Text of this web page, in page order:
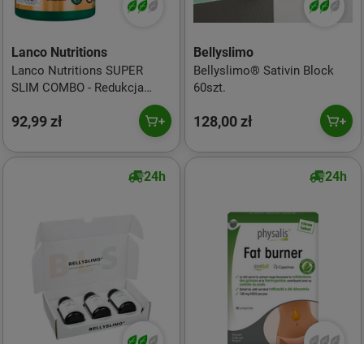
Lanco Nutritions
Lanco Nutritions SUPER
SLIM COMBO - Redukcja
odchudzania i regulacja
poziomu glukozy - 60 kaps.
92,99 zł
Bellyslimo
Bellyslimo® Sativin Block
60szt.
128,00 zł
24h 24h